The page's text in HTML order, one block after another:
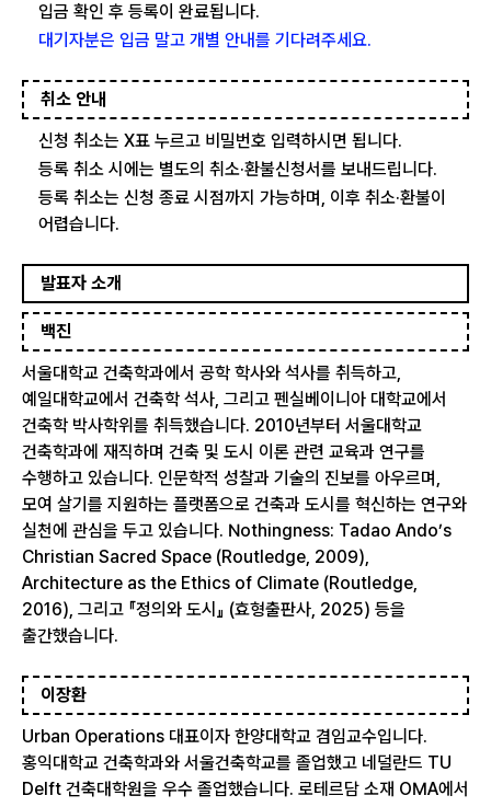
입금 확인 후 등록이 완료됩니다.
대기자분은 입금 말고 개별 안내를 기다려주세요.
취소 안내
신청 취소는 X표 누르고 비밀번호 입력하시면 됩니다.
등록 취소 시에는 별도의 취소·환불신청서를 보내드립니다.
등록 취소는 신청 종료 시점까지 가능하며, 이후 취소·환불이
어렵습니다.
발표자 소개
백진
서울대학교 건축학과에서 공학 학사와 석사를 취득하고,
예일대학교에서 건축학 석사, 그리고 펜실베이니아 대학교에서
건축학 박사학위를 취득했습니다. 2010년부터 서울대학교
건축학과에 재직하며 건축 및 도시 이론 관련 교육과 연구를
수행하고 있습니다. 인문학적 성찰과 기술의 진보를 아우르며,
모여 살기를 지원하는 플랫폼으로 건축과 도시를 혁신하는 연구와
실천에 관심을 두고 있습니다. Nothingness: Tadao Ando’s
Christian Sacred Space (Routledge, 2009),
Architecture as the Ethics of Climate (Routledge,
2016), 그리고 『정의와 도시』 (효형출판사, 2025) 등을
출간했습니다.
이장환
Urban Operations 대표이자 한양대학교 겸임교수입니다.
홍익대학교 건축학과와 서울건축학교를 졸업했고 네덜란드 TU
Delft 건축대학원을 우수 졸업했습니다. 로테르담 소재 OMA에서